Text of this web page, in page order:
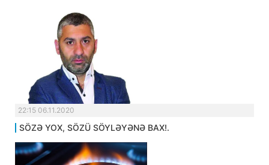
22:15 06.11.2020
SÖZƏ YOX, SÖZÜ SÖYLƏYƏNƏ BAX!.